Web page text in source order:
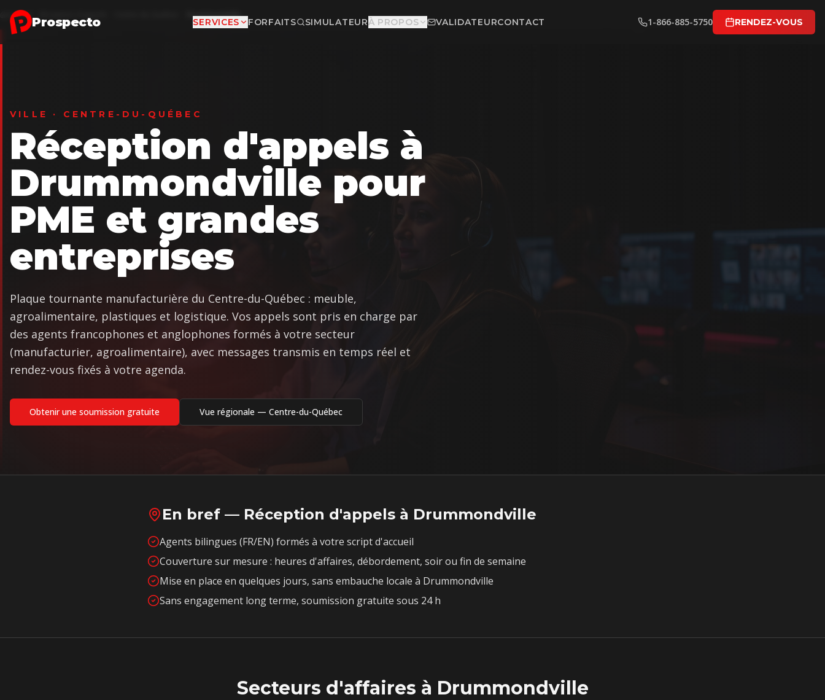
Aller au contenu principal
Prospecto SERVICES FORFAITS SIMULATEURÀ PROPOS VALIDATEURCONTACT 1-866-885-5750 RENDEZ-VOUS
Accueil Drummondville
VILLE · CENTRE-DU-QUÉBEC
Réception d'appels à
Drummondville pour
PME et grandes
entreprises
Plaque tournante manufacturière du Centre-du-Québec : meuble,
agroalimentaire, plastiques et logistique. Vos appels sont pris en charge par
des agents francophones et anglophones formés à votre secteur
(manufacturier, agroalimentaire), avec messages transmis en temps réel et
rendez-vous fixés à votre agenda.
Obtenir une soumission gratuite Vue régionale — Centre-du-Québec
En bref — Réception d'appels à Drummondville
Agents bilingues (FR/EN) formés à votre script d'accueil
Couverture sur mesure : heures d'affaires, débordement, soir ou fin de semaine
Mise en place en quelques jours, sans embauche locale à Drummondville
Sans engagement long terme, soumission gratuite sous 24 h
Secteurs d'affaires à Drummondville